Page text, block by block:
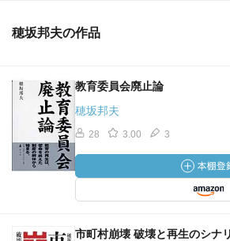
5.7兆円にものぼった（ｐ１３６）
ステムである（ｐ１５３）
・地域主権改革関連法は、国が定め
門）を、2013.3末の期限で、自治体が
きるもの（ｐ１７６）
2013年3月30日作成
穂坂邦夫の作品
教育委員会廃止論
穂坂邦夫
28 3.00 3
市町村崩壊 破壊と再生のシナ